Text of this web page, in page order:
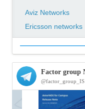
Aviz Networks
Ericsson networks